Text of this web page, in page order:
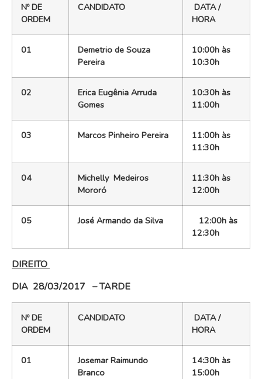
Nº DE
ORDEM
CANDIDATO
DATA /
HORA
01
Demetrio de Souza
Pereira
10:00h às
10:30h
02
Erica Eugênia Arruda
Gomes
10:30h às
11:00h
03 Marcos Pinheiro Pereira
11:00h às
11:30h
04
Michelly Medeiros
Mororó
11:30h às
12:00h
05 José Armando da Silva
12:00h às
12:30h
DIREITO
DIA 28/03/2017 – TARDE
Nº DE
ORDEM
CANDIDATO
DATA /
HORA
01
Josemar Raimundo
Branco
14:30h às
15:00h